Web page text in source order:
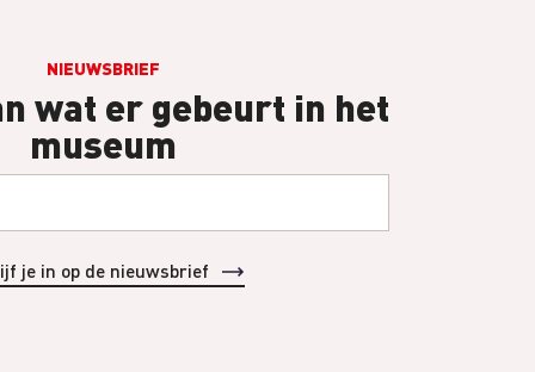
NIEUWSBRIEF
wat er gebeurt in het
museum